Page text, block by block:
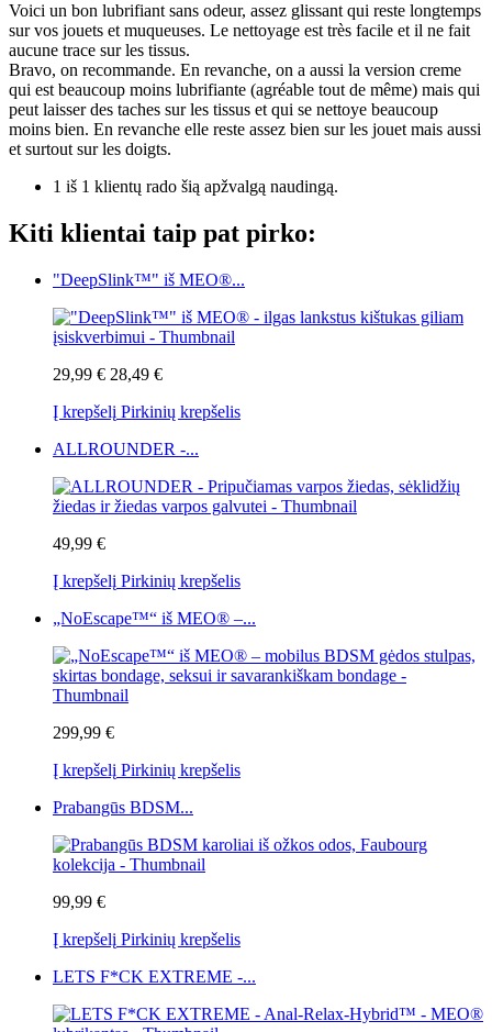
Voici un bon lubrifiant sans odeur, assez glissant qui reste longtemps
sur vos jouets et muqueuses. Le nettoyage est très facile et il ne fait
aucune trace sur les tissus.
Bravo, on recommande. En revanche, on a aussi la version creme
qui est beaucoup moins lubrifiante (agréable tout de même) mais qui
peut laisser des taches sur les tissus et qui se nettoye beaucoup
moins bien. En revanche elle reste assez bien sur les jouet mais aussi
et surtout sur les doigts.
1 iš 1 klientų rado šią apžvalgą naudingą.
Kiti klientai taip pat pirko:
"DeepSlink™" iš MEO®...
29,99 € 28,49 €
Į krepšelį Pirkinių krepšelis
ALLROUNDER -...
49,99 €
Į krepšelį Pirkinių krepšelis
„NoEscape™“ iš MEO® –...
299,99 €
Į krepšelį Pirkinių krepšelis
Prabangūs BDSM...
99,99 €
Į krepšelį Pirkinių krepšelis
LETS F*CK EXTREME -...